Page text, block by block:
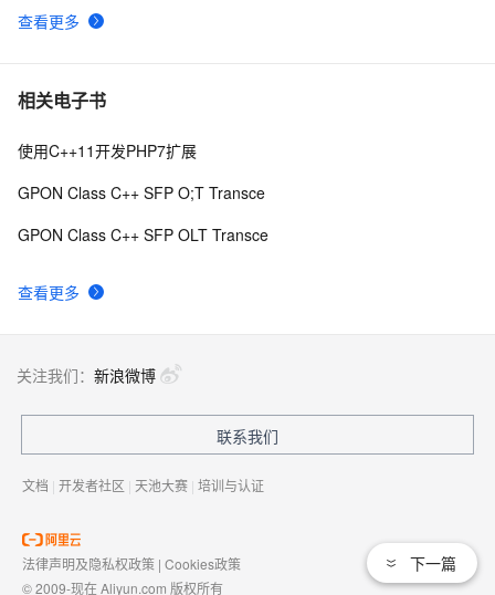
9 C++语言基础 例程 范型编程简介
10
不抛出异常的swap函数
查看更多
相关电子书
查看更多
使用C++11开发PHP7扩展
GPON Class C++ SFP O;T Transce
GPON Class C++ SFP OLT Transce
下一篇
关注我们： 新浪微博
联系我们
文档 | 开发者社区 | 天池大赛 | 培训与认证
法律声明及隐私权政策 | Cookies政策
© 2009-现在 Aliyun.com 版权所有